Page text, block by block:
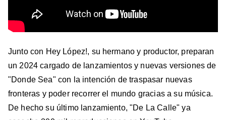
Junto con Hey López!, su hermano y productor, preparan
un 2024 cargado de lanzamientos y nuevas versiones de
"Donde Sea" con la intención de traspasar nuevas
fronteras y poder recorrer el mundo gracias a su música.
De hecho su último lanzamiento, "De La Calle" ya